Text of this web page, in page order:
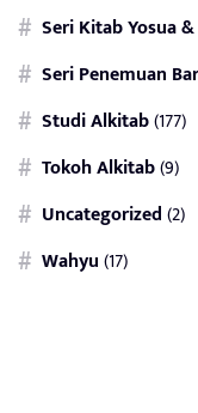
Seri Kitab Yosua
Seri Penemuan
Studi Alkitab(177)
Tokoh Alkitab(9)
Uncategorized(2)
Wahyu(17)